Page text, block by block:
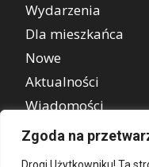
Zgoda na
Wydarzenia
Dla mieszkańca
Nowe
Aktualności
Wiadomości
REKLAMA